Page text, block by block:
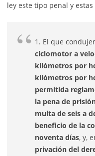
ley este tipo penal y
1. El que
ciclomotor a
kilómetros por
kilómetros por
permitida
la pena de
multa de seis a
beneficio de la
noventa días, y,
privación del